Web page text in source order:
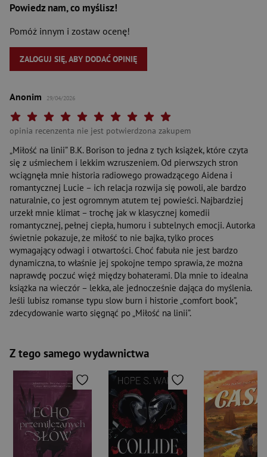
Powiedz nam, co myślisz!
Pomóż innym i zostaw ocenę!
ZALOGUJ SIĘ, ABY DODAĆ OPINIĘ
Anonim 29/04/2026
Twoja ocena: Arcydzieło
Twoja ocena: Wybitna 9/10"
Twoja ocena: Rewelacyjna 8/10"
Twoja ocena: Bardzo dobra 7/10"
Twoja ocena: Dobra 6/10"
Twoja ocena: Przeciętna 5/10"
Twoja ocena: Może być 4/10"
Twoja ocena: Słaba 3/10"
Twoja ocena: Bardzo słaba 2/10"
Twoja ocena: Beznadziejna 1/10"
opinia recenzenta nie jest potwierdzona zakupem
„Miłość na linii” B.K. Borison to jedna z tych książek, które czyta
się z uśmiechem i lekkim wzruszeniem. Od pierwszych stron
wciągnęła mnie historia radiowego prowadzącego Aidena i
romantycznej Lucie – ich relacja rozwija się powoli, ale bardzo
naturalnie, co jest ogromnym atutem tej powieści. Najbardziej
urzekł mnie klimat – trochę jak w klasycznej komedii
romantycznej, pełnej ciepła, humoru i subtelnych emocji. Autorka
świetnie pokazuje, że miłość to nie bajka, tylko proces
wymagający odwagi i otwartości. Choć fabuła nie jest bardzo
dynamiczna, to właśnie jej spokojne tempo sprawia, że można
naprawdę poczuć więź między bohaterami. Dla mnie to idealna
książka na wieczór – lekka, ale jednocześnie dająca do myślenia.
Jeśli lubisz romanse typu slow burn i historie „comfort book”,
zdecydowanie warto sięgnąć po „Miłość na linii”.
Z tego samego wydawnictwa